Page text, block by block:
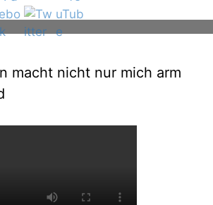
macht nicht nur mich arm